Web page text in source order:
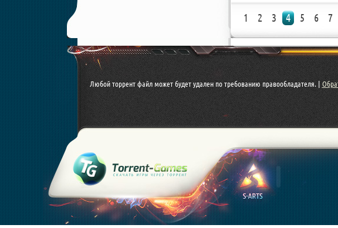
1 2 3 4 5 6 7
Любой торрент файл может будет удален по требованию правообладателя. |